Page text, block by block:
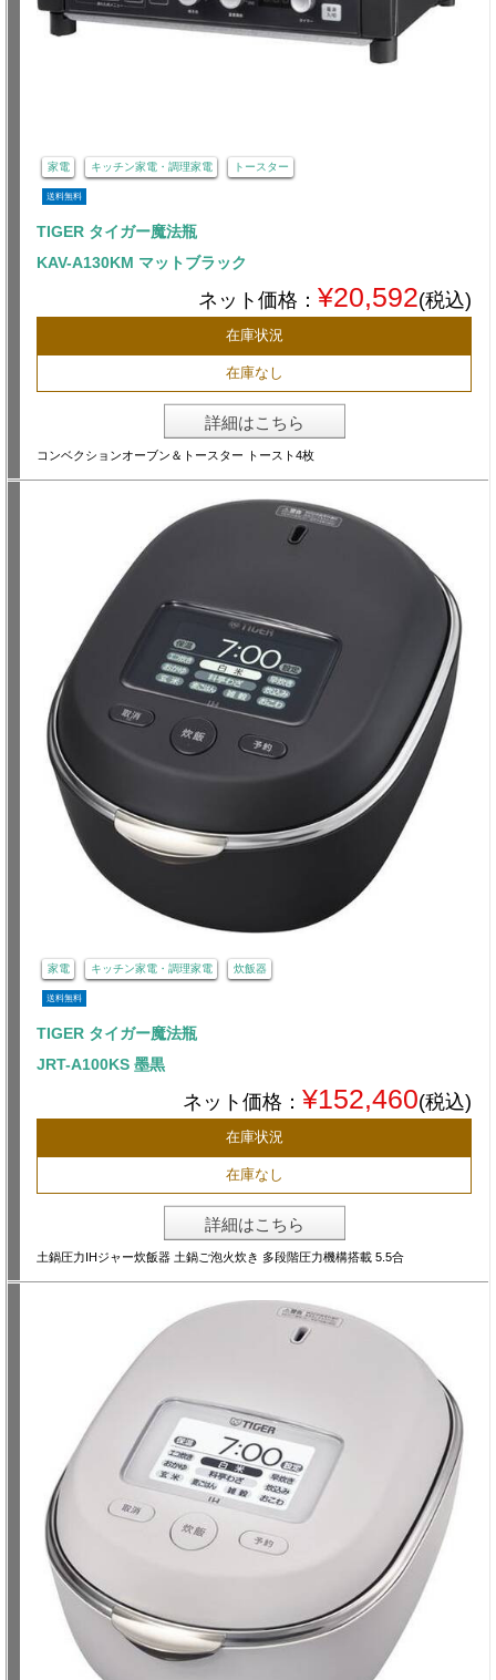
家電 キッチン家電・調理家電 トースター
送料無料
TIGER タイガー魔法瓶
KAV-A130KM マットブラック
ネット価格： ¥20,592(税込)
在庫状況
在庫なし
詳細はこちら
コンベクションオーブン＆トースター トースト4枚
家電 キッチン家電・調理家電 炊飯器
送料無料
TIGER タイガー魔法瓶
JRT-A100KS 墨黒
ネット価格： ¥152,460(税込)
在庫状況
在庫なし
詳細はこちら
土鍋圧力IHジャー炊飯器 土鍋ご泡火炊き 多段階圧力機構搭載 5.5合